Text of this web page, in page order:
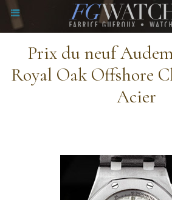
Prix du neuf
Royal Oak Offshore
Acier